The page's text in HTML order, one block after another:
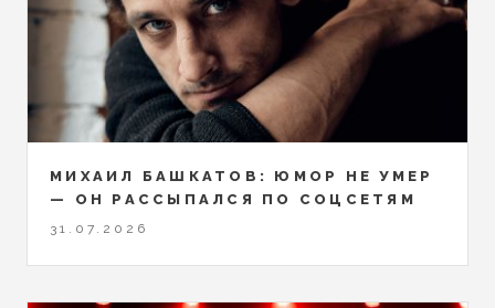
МИХАИЛ БАШКАТОВ: ЮМОР НЕ УМЕР
— ОН РАССЫПАЛСЯ ПО СОЦСЕТЯМ
31.07.2026